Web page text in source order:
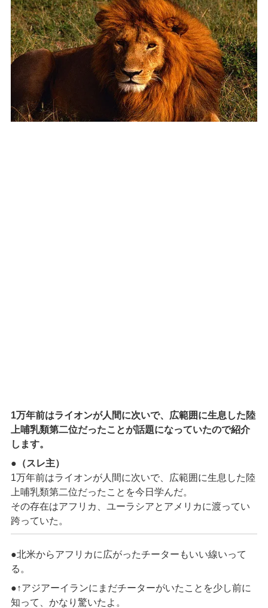
1万年前はライオンが人間に次いで、広範囲に生息した陸
上哺乳類第二位だったことが話題になっていたので紹介
します。
●（スレ主）
1万年前はライオンが人間に次いで、広範囲に生息した陸
上哺乳類第二位だったことを今日学んだ。
その存在はアフリカ、ユーラシアとアメリカに渡ってい
跨っていた。
●北米からアフリカに広がったチーターもいい線いって
る。
●↑アジアーイランにまだチーターがいたことを少し前に
知って、かなり驚いたよ。